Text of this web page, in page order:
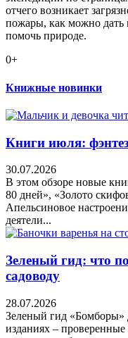
отчего возникает
пожары, как можно
помочь природе.
0+
Книжные новинки
Книги июля:
30.07.2026
В этом обзоре новые
80 дней», «Золото
Апельсиновое
деятели...
Зеленый гид: что
садоводу
28.07.2026
Зеленый гид «Бомборы»
изданиях –